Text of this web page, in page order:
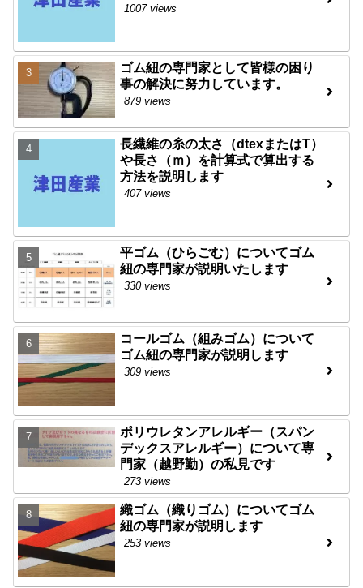
1007 views
ゴム紐の専門家として皆様の困り
事の解決に努力しています。
879 views
長繊維の糸の太さ（dtexまたはT）
や長さ（ｍ）を計算式で算出する
方法を説明します
407 views
平ゴム（ひらごむ）についてゴム
紐の専門家が説明いたします
330 views
コールゴム（組みゴム）について
ゴム紐の専門家が説明します
309 views
ポリウレタンアレルギー（スパン
デックスアレルギー）について専
門家（越野勤）の私見です
273 views
織ゴム（織りゴム）についてゴム
紐の専門家が説明します
253 views